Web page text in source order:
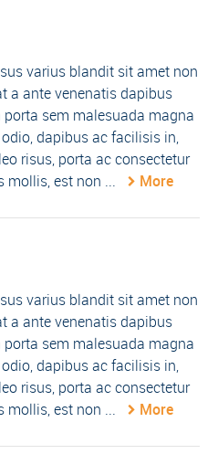
varius blandit sit amet non
a ante venenatis dapibus
sem malesuada magna
dapibus ac facilisis in,
risus, porta ac consectetur
mollis, est non ...
More
varius blandit sit amet non
a ante venenatis dapibus
sem malesuada magna
dapibus ac facilisis in,
risus, porta ac consectetur
mollis, est non ...
More